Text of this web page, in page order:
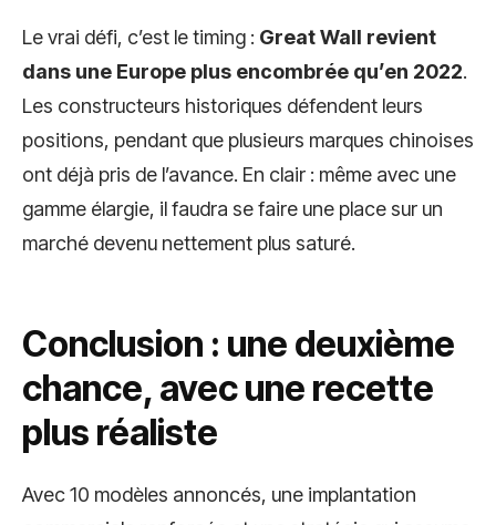
Le vrai défi, c’est le timing : Great Wall revient
dans une Europe plus encombrée qu’en 2022.
Les constructeurs historiques défendent leurs
positions, pendant que plusieurs marques chinoises
ont déjà pris de l’avance. En clair : même avec une
gamme élargie, il faudra se faire une place sur un
marché devenu nettement plus saturé.
Conclusion : une deuxième
chance, avec une recette
plus réaliste
Avec 10 modèles annoncés, une implantation